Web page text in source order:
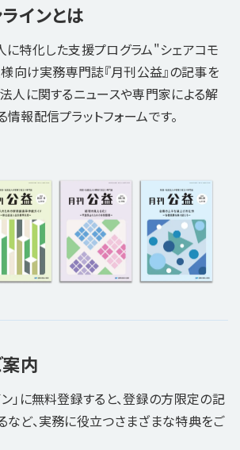
インとは
に特化した支援プログラム"シェアコモ
向け実務専門誌『月刊公益』の記事を
人に関するニュースや専門家による解
報配信プラットフォームです。
内
」に無料登録すると、登録の方限定の記
など、実務に役立つさまざまな特典をご